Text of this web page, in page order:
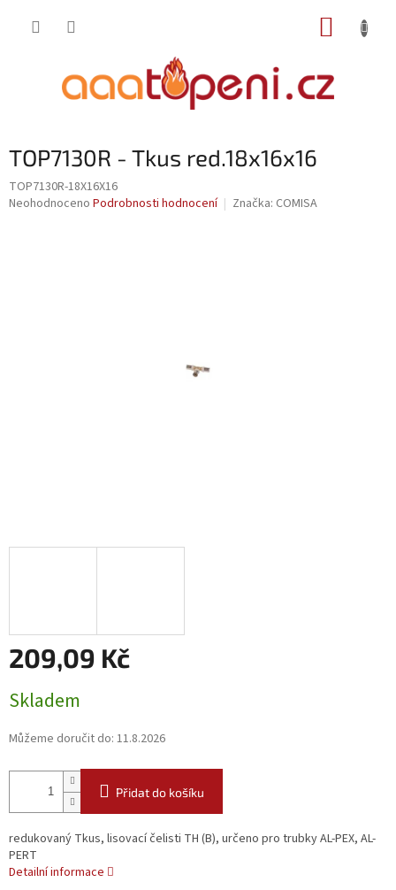
TOP7130R - Tkus red.18x16x16
TOP7130R-18X16X16
Průměrné
Neohodnoceno Podrobnosti hodnocení Značka: COMISA
209,09 Kč
cena:
Skladem
Můžeme doručit do: 11.8.2026
Přidat do košíku
redukovaný Tkus, lisovací čelisti TH (B), určeno pro trubky AL-PEX, AL-
PERT
Detailní informace